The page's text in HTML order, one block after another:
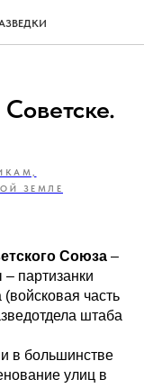
ЗЕМЛЕ
Союза –
партизанки
(войсковая часть
штаба
в большинстве
улиц в